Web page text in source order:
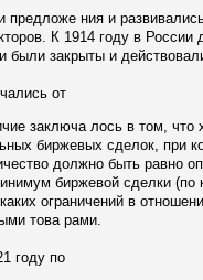
предложе ния и
К 1914 году в
закрыты и
от
заключа лось в том, что
биржевых сделок, при
должно быть равно
биржевой сделки (по
ограничений в
това рами.
году по